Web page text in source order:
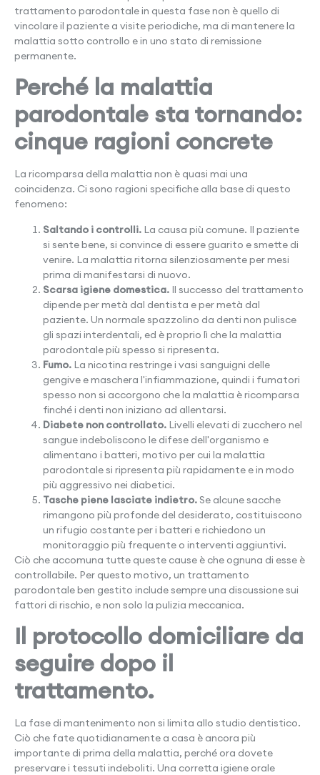
trattamento parodontale in questa fase non è quello di
vincolare il paziente a visite periodiche, ma di mantenere la
malattia sotto controllo e in uno stato di remissione
permanente.
Perché la malattia
parodontale sta tornando:
cinque ragioni concrete
La ricomparsa della malattia non è quasi mai una
coincidenza. Ci sono ragioni specifiche alla base di questo
fenomeno:
Saltando i controlli. La causa più comune. Il paziente
si sente bene, si convince di essere guarito e smette di
venire. La malattia ritorna silenziosamente per mesi
prima di manifestarsi di nuovo.
Scarsa igiene domestica. Il successo del trattamento
dipende per metà dal dentista e per metà dal
paziente. Un normale spazzolino da denti non pulisce
gli spazi interdentali, ed è proprio lì che la malattia
parodontale più spesso si ripresenta.
Fumo. La nicotina restringe i vasi sanguigni delle
gengive e maschera l'infiammazione, quindi i fumatori
spesso non si accorgono che la malattia è ricomparsa
finché i denti non iniziano ad allentarsi.
Diabete non controllato. Livelli elevati di zucchero nel
sangue indeboliscono le difese dell'organismo e
alimentano i batteri, motivo per cui la malattia
parodontale si ripresenta più rapidamente e in modo
più aggressivo nei diabetici.
Tasche piene lasciate indietro. Se alcune sacche
rimangono più profonde del desiderato, costituiscono
un rifugio costante per i batteri e richiedono un
monitoraggio più frequente o interventi aggiuntivi.
Ciò che accomuna tutte queste cause è che ognuna di esse è
controllabile. Per questo motivo, un trattamento
parodontale ben gestito include sempre una discussione sui
fattori di rischio, e non solo la pulizia meccanica.
Il protocollo domiciliare da
seguire dopo il
trattamento.
La fase di mantenimento non si limita allo studio dentistico.
Ciò che fate quotidianamente a casa è ancora più
importante di prima della malattia, perché ora dovete
preservare i tessuti indeboliti. Una corretta igiene orale